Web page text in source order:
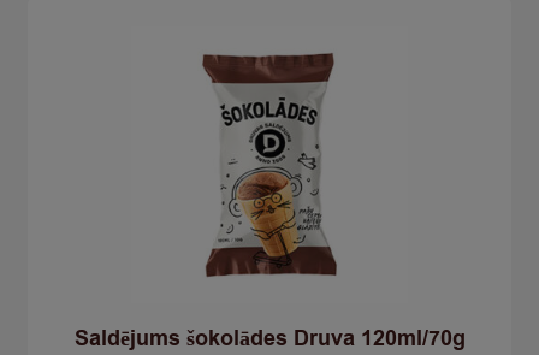
Saldējums šokolādes Druva 120ml/70g